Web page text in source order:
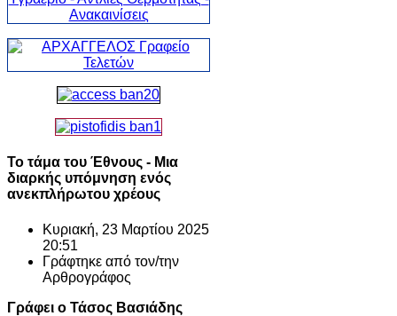
Το τάμα του Έθνους - Μια
διαρκής υπόμνηση ενός
ανεκπλήρωτου χρέους
Κυριακή, 23 Μαρτίου 2025
20:51
Γράφτηκε από τον/την
Αρθρογράφος
Γράφει ο Τάσος Βασιάδης